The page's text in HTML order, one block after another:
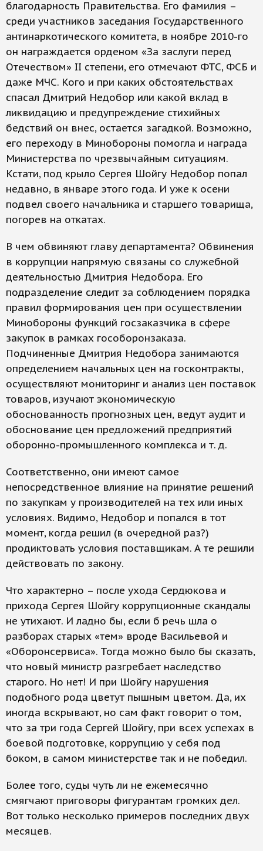
благодарность Правительства. Его фамилия –
среди участников заседания Государственного
антинаркотического комитета, в ноябре 2010-го
он награждается орденом «За заслуги перед
Отечеством» II степени, его отмечают ФТС, ФСБ и
даже МЧС. Кого и при каких обстоятельствах
спасал Дмитрий Недобор или какой вклад в
ликвидацию и предупреждение стихийных
бедствий он внес, остается загадкой. Возможно,
его переходу в Минобороны помогла и награда
Министерства по чрезвычайным ситуациям.
Кстати, под крыло Сергея Шойгу Недобор попал
недавно, в январе этого года. И уже к осени
подвел своего начальника и старшего товарища,
погорев на откатах.
В чем обвиняют главу департамента? Обвинения
в коррупции напрямую связаны со служебной
деятельностью Дмитрия Недобора. Его
подразделение следит за соблюдением порядка
правил формирования цен при осуществлении
Минобороны функций госзаказчика в сфере
закупок в рамках гособоронзаказа.
Подчиненные Дмитрия Недобора занимаются
определением начальных цен на госконтракты,
осуществляют мониторинг и анализ цен поставок
товаров, изучают экономическую
обоснованность прогнозных цен, ведут аудит и
обоснование цен предложений предприятий
оборонно-промышленного комплекса и т. д.
Соответственно, они имеют самое
непосредственное влияние на принятие решений
по закупкам у производителей на тех или иных
условиях. Видимо, Недобор и попался в тот
момент, когда решил (в очередной раз?)
продиктовать условия поставщикам. А те решили
действовать по закону.
Что характерно – после ухода Сердюкова и
прихода Сергея Шойгу коррупционные скандалы
не утихают. И ладно бы, если б речь шла о
разборах старых «тем» вроде Васильевой и
«Оборонсервиса». Тогда можно было бы сказать,
что новый министр разгребает наследство
старого. Но нет! И при Шойгу нарушения
подобного рода цветут пышным цветом. Да, их
иногда вскрывают, но сам факт говорит о том,
что за три года Сергей Шойгу, при всех успехах в
боевой подготовке, коррупцию у себя под
боком, в самом министерстве так и не победил.
Более того, суды чуть ли не ежемесячно
смягчают приговоры фигурантам громких дел.
Вот только несколько примеров последних двух
месяцев.